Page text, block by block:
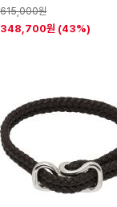
615,000원
348,700원 (43%)